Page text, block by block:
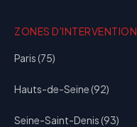
ZONES D'INTERVENTION
Paris (75)
Hauts-de-Seine (92)
Seine-Saint-Denis (93)